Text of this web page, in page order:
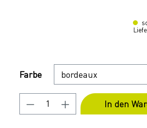
FarbeAuswählen
Produkt Anzahl: Gib
In den